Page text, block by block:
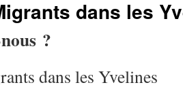
dans les
?
dans les Yvelines